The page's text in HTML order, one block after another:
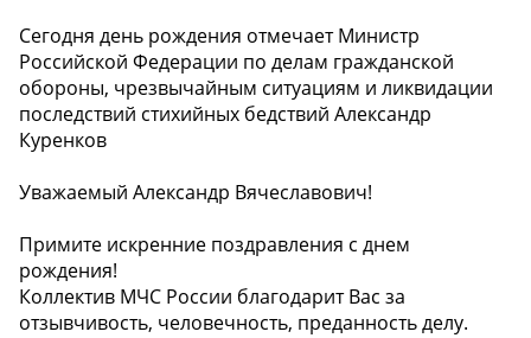
Сегодня день рождения отмечает Министр
Российской Федерации по делам гражданской
обороны, чрезвычайным ситуациям и ликвидации
последствий стихийных бедствий Александр
Куренков
Уважаемый Александр Вячеславович!
Примите искренние поздравления с днем
рождения!
Коллектив МЧС России благодарит Вас за
отзывчивость, человечность, преданность делу.